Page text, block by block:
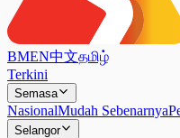
BMEN中文தமிழ்
Terkini
Semasa
NasionalMudah Sebenarnya
Selangor